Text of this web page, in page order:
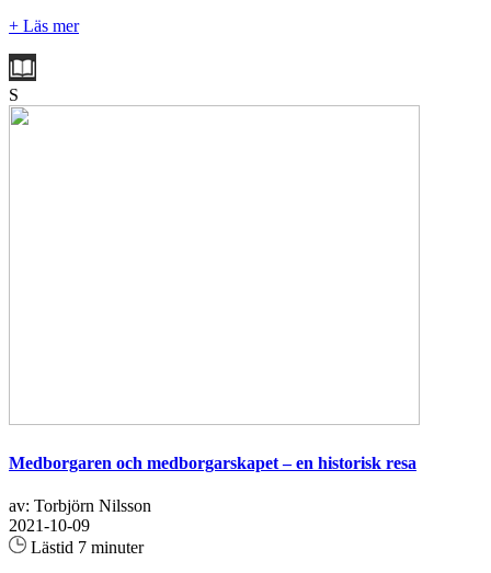
+ Läs mer
S
Medborgaren och medborgarskapet – en historisk resa
av: Torbjörn Nilsson
2021-10-09
Lästid 7 minuter